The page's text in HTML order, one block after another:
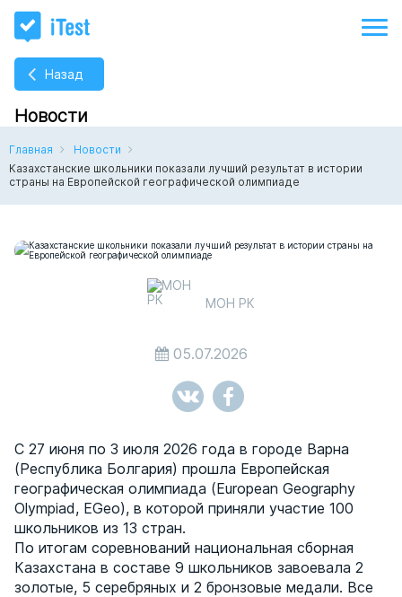
Назад
Новости
Главная
Новости
Казахстанские школьники показали лучший результат в истории
страны на Европейской географической олимпиаде
МОН РК
05.07.2026
С 27 июня по 3 июля 2026 года в городе Варна
(Республика Болгария) прошла Европейская
географическая олимпиада (European Geography
Olympiad, EGeo), в которой приняли участие 100
школьников из 13 стран.
По итогам соревнований национальная сборная
Казахстана в составе 9 школьников завоевала 2
золотые, 5 серебряных и 2 бронзовые медали. Все